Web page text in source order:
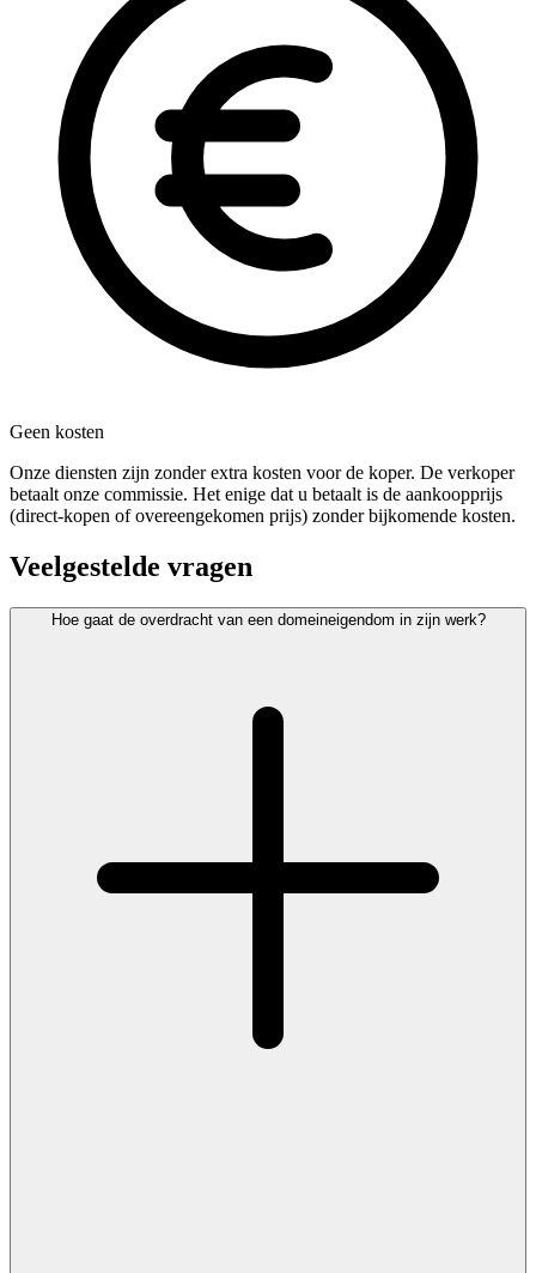
Geen kosten
Onze diensten zijn zonder extra kosten voor de koper. De verkoper
betaalt onze commissie. Het enige dat u betaalt is de aankoopprijs
(direct-kopen of overeengekomen prijs) zonder bijkomende kosten.
Veelgestelde vragen
Hoe gaat de overdracht van een domeineigendom in zijn werk?